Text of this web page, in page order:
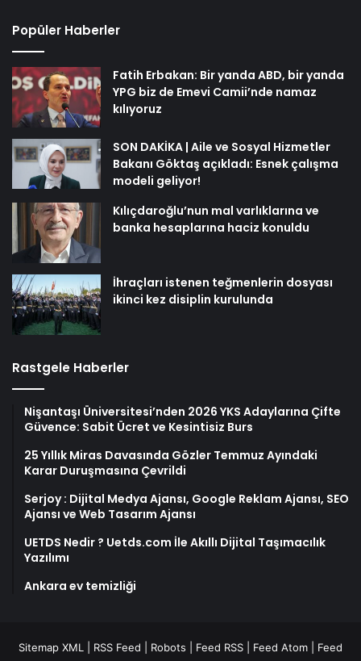
Popüler Haberler
Fatih Erbakan: Bir yanda ABD, bir yanda
YPG biz de Emevi Camii’nde namaz
kılıyoruz
SON DAKİKA | Aile ve Sosyal Hizmetler
Bakanı Göktaş açıkladı: Esnek çalışma
modeli geliyor!
Kılıçdaroğlu’nun mal varlıklarına ve
banka hesaplarına haciz konuldu
İhraçları istenen teğmenlerin dosyası
ikinci kez disiplin kurulunda
Rastgele Haberler
Nişantaşı Üniversitesi’nden 2026 YKS Adaylarına Çifte
Güvence: Sabit Ücret ve Kesintisiz Burs
25 Yıllık Miras Davasında Gözler Temmuz Ayındaki
Karar Duruşmasına Çevrildi
Serjoy : Dijital Medya Ajansı, Google Reklam Ajansı, SEO
Ajansı ve Web Tasarım Ajansı
UETDS Nedir ? Uetds.com İle Akıllı Dijital Taşımacılık
Yazılımı
Ankara ev temizliği
Sitemap XML RSS Feed Robots Feed RSS Feed Atom
Feed